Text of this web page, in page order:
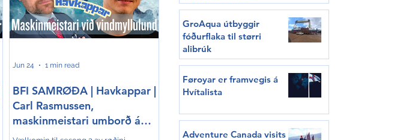
GroAqua útbyggir
fóðurflaka til størri
alibrúk
Føroyar er framvegis á
Hvítalista
Adventure Canada visits
BFI SAMRØÐA | Havkappar |
Carl Rasmussen,
maskinmeistari umborð á
WIND 🎥 📺
Jun 24 1 min read